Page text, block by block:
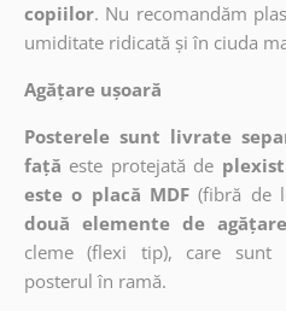
copiilor. Nu recomandăm
umiditate ridicată și în ciuda
Agățare ușoară
Posterele sunt livrate
față este protejată de
este o placă MDF (fibră de
două elemente de
cleme (flexi tip), care sunt
posterul în ramă.